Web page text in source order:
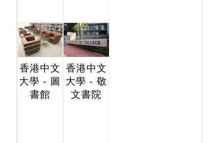
香港中文
大學 - 圖
書館
香港中文
大學 - 敬
文書院